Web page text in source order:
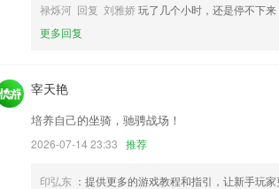
禄烁河 回复 刘雅娇玩了几个小时，还是停不下来
更多回复
宰天艳
培养自己的坐骑，驰骋战场！
2026-07-14 23:33 推荐
印弘东 ：提供更多的游戏教程和指引，让新手玩家